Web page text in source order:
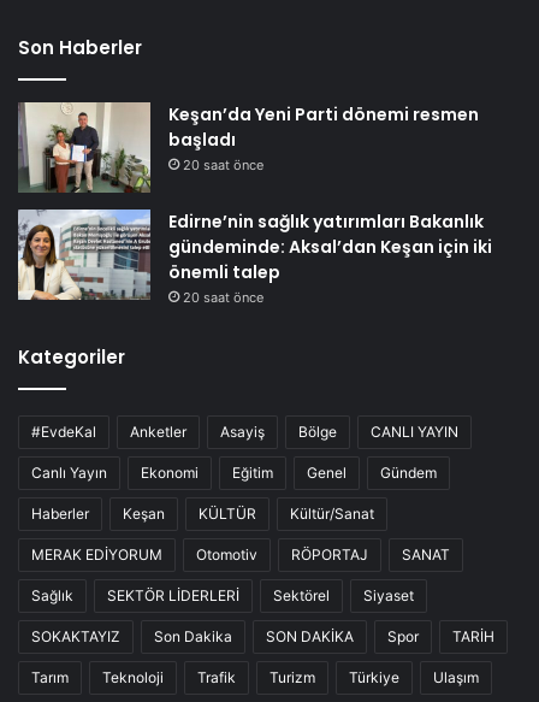
Son Haberler
Keşan’da Yeni Parti dönemi resmen
başladı
20 saat önce
Edirne’nin sağlık yatırımları Bakanlık
gündeminde: Aksal’dan Keşan için iki
önemli talep
20 saat önce
Kategoriler
#EvdeKal Anketler Asayiş Bölge CANLI YAYIN
Canlı Yayın Ekonomi Eğitim Genel Gündem
Haberler Keşan KÜLTÜR Kültür/Sanat
MERAK EDİYORUM Otomotiv RÖPORTAJ SANAT
Sağlık SEKTÖR LİDERLERİ Sektörel Siyaset
SOKAKTAYIZ Son Dakika SON DAKİKA Spor TARİH
Tarım Teknoloji Trafik Turizm Türkiye Ulaşım